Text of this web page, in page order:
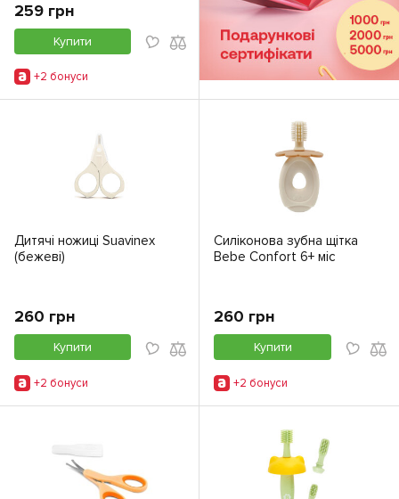
259 грн
Купити
+2 бонуси
Дитячі ножиці Suavinex
(бежеві)
260 грн
Купити
+2 бонуси
Силіконова зубна щітка
Bebe Confort 6+ міс
260 грн
Купити
+2 бонуси